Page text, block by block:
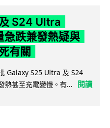
S24 Ultra
跌兼發熱疑與
有關
Galaxy S25 Ultra 及 S24
熱甚至充電變慢。有...
閱讀